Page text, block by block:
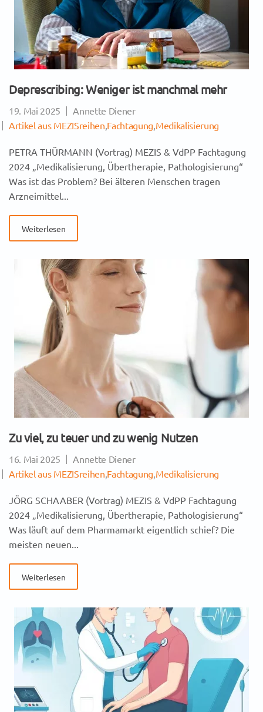
Deprescribing: Weniger ist manchmal mehr
19. Mai 2025
Annette Diener
Artikel aus MEZISreihen,Fachtagung,Medikalisierung
PETRA THÜRMANN (Vortrag) MEZIS & VdPP Fachtagung
2024 „Medikalisierung, Übertherapie, Pathologisierung“
Was ist das Problem? Bei älteren Menschen tragen
Arzneimittel...
Weiterlesen
Zu viel, zu teuer und zu wenig Nutzen
16. Mai 2025
Annette Diener
Artikel aus MEZISreihen,Fachtagung,Medikalisierung
JÖRG SCHAABER (Vortrag) MEZIS & VdPP Fachtagung
2024 „Medikalisierung, Übertherapie, Pathologisierung“
Was läuft auf dem Pharmamarkt eigentlich schief? Die
meisten neuen...
Weiterlesen